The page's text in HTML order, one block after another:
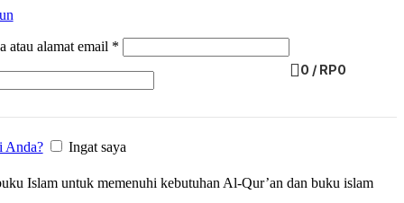
atau alamat email *
Anda? Ingat saya
0 / RP0
Islam untuk memenuhi kebutuhan Al-Qur’an dan buku islam